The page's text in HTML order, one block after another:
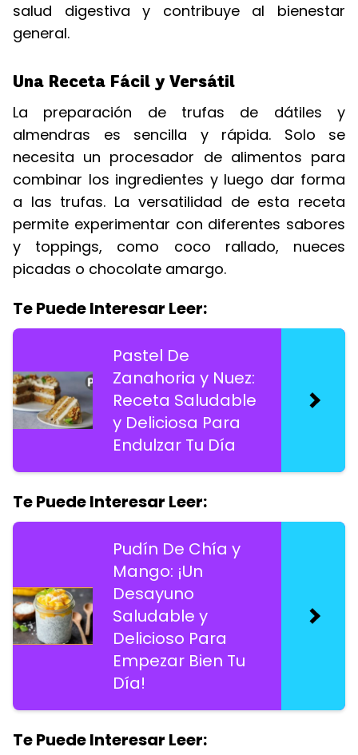
salud digestiva y contribuye al bienestar
general.
Una Receta Fácil y Versátil
La preparación de trufas de dátiles y
almendras es sencilla y rápida. Solo se
necesita un procesador de alimentos para
combinar los ingredientes y luego dar forma
a las trufas. La versatilidad de esta receta
permite experimentar con diferentes sabores
y toppings, como coco rallado, nueces
picadas o chocolate amargo.
Te Puede Interesar Leer:
Pastel De
Zanahoria y Nuez:
Receta Saludable
y Deliciosa Para
Endulzar Tu Día
Te Puede Interesar Leer:
Pudín De Chía y
Mango: ¡Un
Desayuno
Saludable y
Delicioso Para
Empezar Bien Tu
Día!
Te Puede Interesar Leer: